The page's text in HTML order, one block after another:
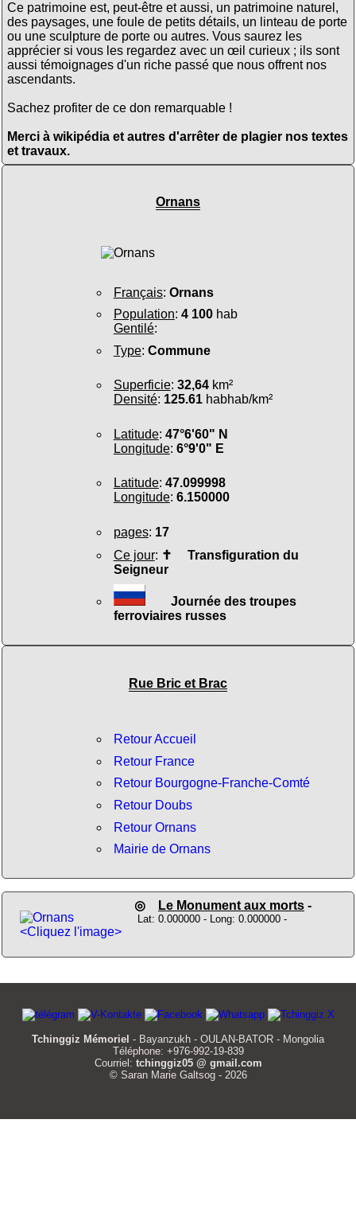
Ce patrimoine est, peut-être et aussi, un patrimoine naturel,
des paysages, une foule de petits détails, un linteau de porte
ou une sculpture de porte ou autres. Vous saurez les
apprécier si vous les regardez avec un œil curieux ; ils sont
aussi témoignages d'un riche passé que nous offrent nos
ascendants.
Sachez profiter de ce don remarquable !
Merci à wikipédia et autres d'arrêter de plagier nos textes
et travaux.
Ornans
Français: Ornans
Population: 4 100hab
Gentilé:
Type: Commune
Superficie: 32,64km²
Densité: 125.61habhab/km²
Latitude: 47°6'60" N
Longitude: 6°9'0" E
Latitude: 47.099998
Longitude: 6.150000
pages: 17
Ce jour: ✝ Transfiguration du
Seigneur
Journée des troupes
ferroviaires russes
Rue Bric et Brac
Retour Accueil
Retour France
Retour Bourgogne-Franche-Comté
Retour Doubs
Retour Ornans
Mairie de Ornans
<Cliquez l'image>
◎ Le Monument aux morts-
Lat: 0.000000 - Long: 0.000000 -
Tchinggiz Mémoriel - Bayanzukh - OULAN-BATOR - Mongolia
Téléphone: +976-992-19-839
Courriel: tchinggiz05 @ gmail.com
© Saran Marie Galtsog - 2026